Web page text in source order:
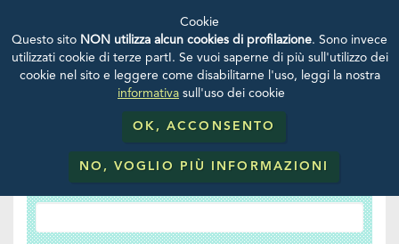
Login
Password
Cookie
Questo sito NON utilizza alcun cookies di profilazione. Sono invece
utilizzati cookie di terze partI. Se vuoi saperne di più sull'utilizzo dei
cookie nel sito e leggere come disabilitarne l'uso, leggi la nostra
informativa sull'uso dei cookie
OK, ACCONSENTO
NO, VOGLIO PIÙ INFORMAZIONI